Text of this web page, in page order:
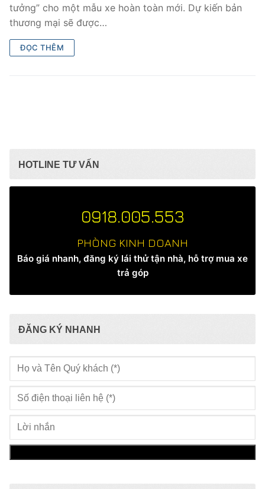
tưởng” cho một mẫu xe hoàn toàn mới. Dự kiến bản
thương mại sẽ được…
ĐỌC THÊM
HOTLINE TƯ VẤN
0918.005.553
PHÒNG KINH DOANH
Báo giá nhanh, đăng ký lái thử tận nhà, hỗ trợ mua xe
trả góp
ĐĂNG KÝ NHANH